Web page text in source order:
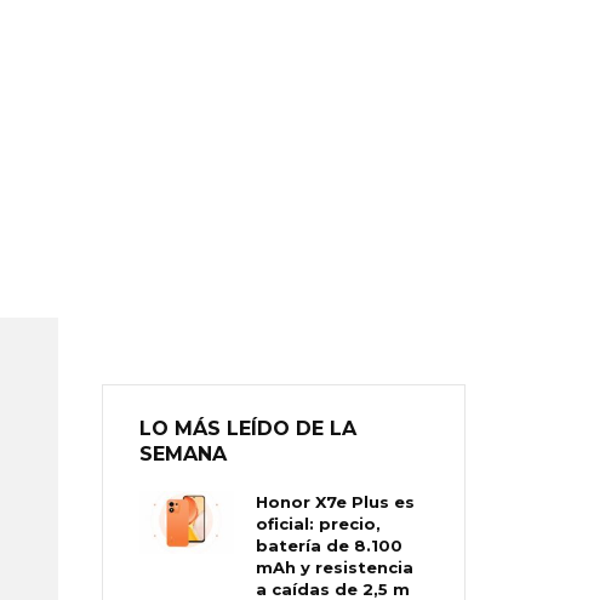
LO MÁS LEÍDO DE LA
SEMANA
Honor X7e Plus es
oficial: precio,
batería de 8.100
mAh y resistencia
a caídas de 2,5 m